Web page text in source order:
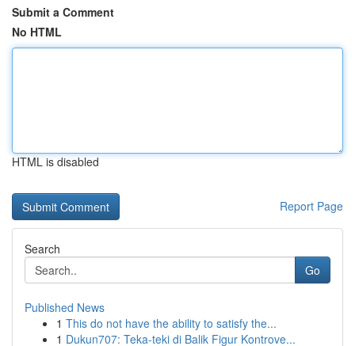
Submit a Comment
No HTML
HTML is disabled
Report Page
Search
Go
Published News
1 This do not have the ability to satisfy the...
1 Dukun707: Teka-teki di Balik Figur Kontrove...